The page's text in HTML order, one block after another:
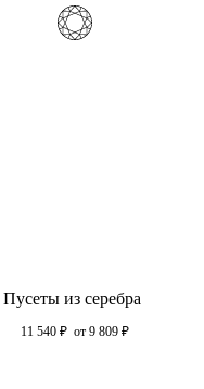
Пусеты из серебра
11 540 ₽ от 9 809 ₽